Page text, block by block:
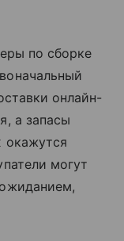
по сборке
онлайн-
а запасы
окажутся
могут